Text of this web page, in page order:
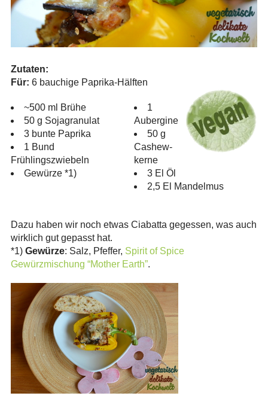
Zutaten:
Für: 6 bauchige Paprika-Hälften
~500 ml Brühe
50 g Sojagranulat
3 bunte Paprika
1 Bund
Frühlingszwiebeln
Gewürze *1)
1
Aubergine
50 g
Cashew-
kerne
3 El Öl
2,5 El Mandelmus
Dazu haben wir noch etwas Ciabatta gegessen, was auch
wirklich gut gepasst hat.
*1) Gewürze: Salz, Pfeffer, Spirit of Spice
Gewürzmischung “Mother Earth”.